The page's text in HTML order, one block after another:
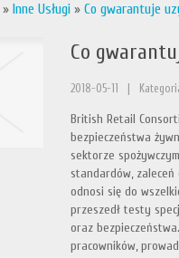
» Inne Usługi » Co gwarantuje
Co
2018-05-11
British Retail
bezpieczeństwa
sektorze
standardów,
odnosi się do
przeszedł testy
oraz
pracowników,